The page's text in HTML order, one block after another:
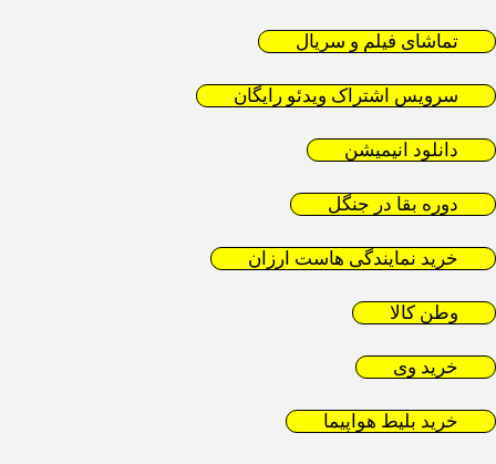
تماشای فیلم و سریال
سرویس اشتراک ویدئو رایگان
دانلود انیمیشن
دوره بقا در جنگل
خرید نمایندگی هاست ارزان
وطن کالا
خرید وی
خرید بلیط هواپیما